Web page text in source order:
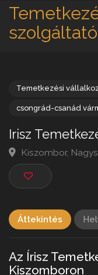
Irisz
Kiszombor,
Áttekintés
Az Írisz
Kiszomboron